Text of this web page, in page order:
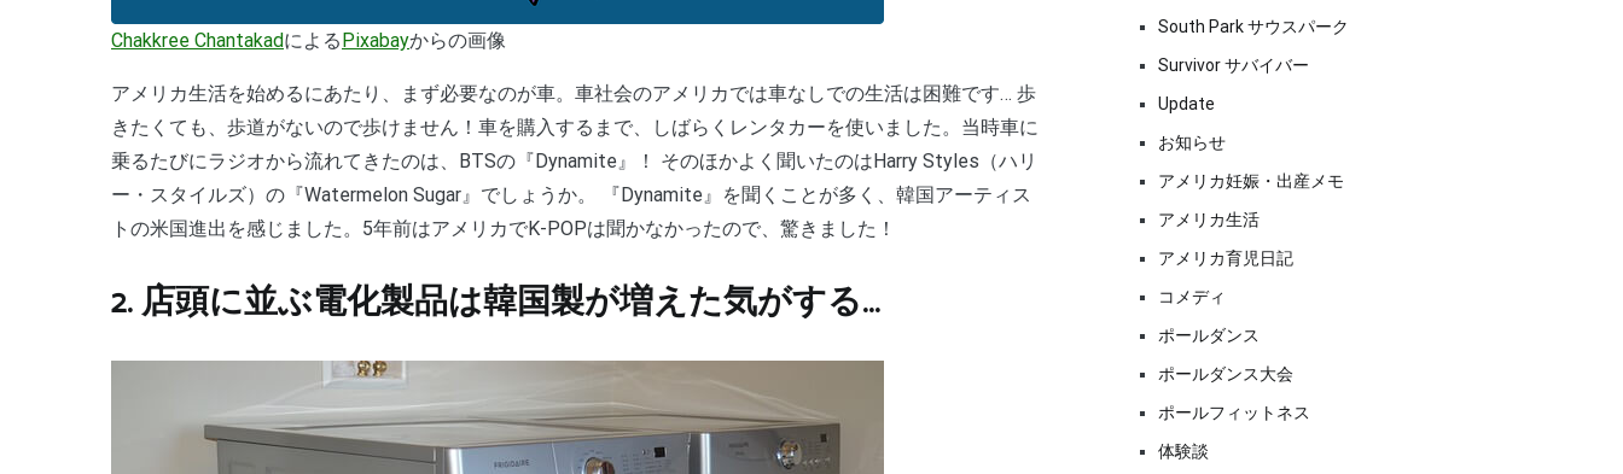
Chakkree ChantakadによるPixabayからの画像
アメリカ生活を始めるにあたり、まず必要なのが車。車社会のアメリカでは車なしでの生活は困難です… 歩
きたくても、歩道がないので歩けません！車を購入するまで、しばらくレンタカーを使いました。当時車に
乗るたびにラジオから流れてきたのは、BTSの『Dynamite』！ そのほかよく聞いたのはHarry Styles（ハリ
ー・スタイルズ）の『Watermelon Sugar』でしょうか。 『Dynamite』を聞くことが多く、韓国アーティス
トの米国進出を感じました。5年前はアメリカでK-POPは聞かなかったので、驚きました！
2. 店頭に並ぶ電化製品は韓国製が増えた気がする…
South Park サウスパーク
Survivor サバイバー
Update
お知らせ
アメリカ妊娠・出産メモ
アメリカ生活
アメリカ育児日記
コメディ
ポールダンス
ポールダンス大会
ポールフィットネス
体験談